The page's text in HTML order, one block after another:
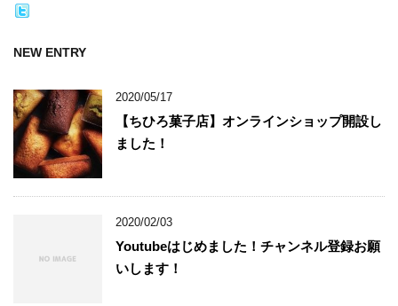
NEW ENTRY
2020/05/17
【ちひろ菓子店】オンラインショップ開設し
ました！
2020/02/03
Youtubeはじめました！チャンネル登録お願
いします！